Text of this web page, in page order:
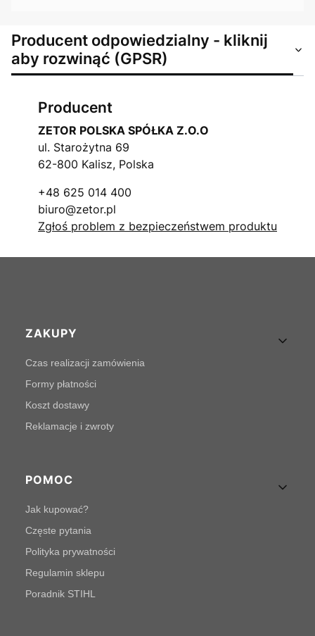
Producent odpowiedzialny - kliknij
aby rozwinąć (GPSR)
Producent
ZETOR POLSKA SPÓŁKA Z.O.O
ul. Starożytna 69
62-800 Kalisz, Polska
+48 625 014 400
biuro@zetor.pl
Zgłoś problem z bezpieczeństwem produktu
Linki w stopce
ZAKUPY
Czas realizacji zamówienia
Formy płatności
Koszt dostawy
Reklamacje i zwroty
POMOC
Jak kupować?
Częste pytania
Polityka prywatności
Regulamin sklepu
Poradnik STIHL